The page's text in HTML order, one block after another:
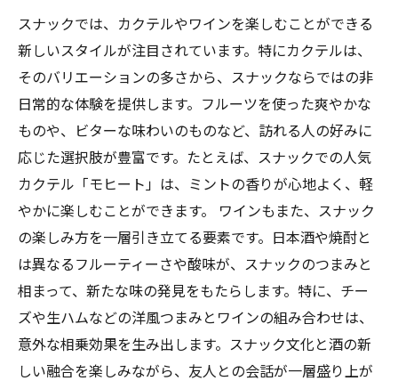
スナックでは、カクテルやワインを楽しむことができる
新しいスタイルが注目されています。特にカクテルは、
そのバリエーションの多さから、スナックならではの非
日常的な体験を提供します。フルーツを使った爽やかな
ものや、ビターな味わいのものなど、訪れる人の好みに
応じた選択肢が豊富です。たとえば、スナックでの人気
カクテル「モヒート」は、ミントの香りが心地よく、軽
やかに楽しむことができます。 ワインもまた、スナック
の楽しみ方を一層引き立てる要素です。日本酒や焼酎と
は異なるフルーティーさや酸味が、スナックのつまみと
相まって、新たな味の発見をもたらします。特に、チー
ズや生ハムなどの洋風つまみとワインの組み合わせは、
意外な相乗効果を生み出します。スナック文化と酒の新
しい融合を楽しみながら、友人との会話が一層盛り上が